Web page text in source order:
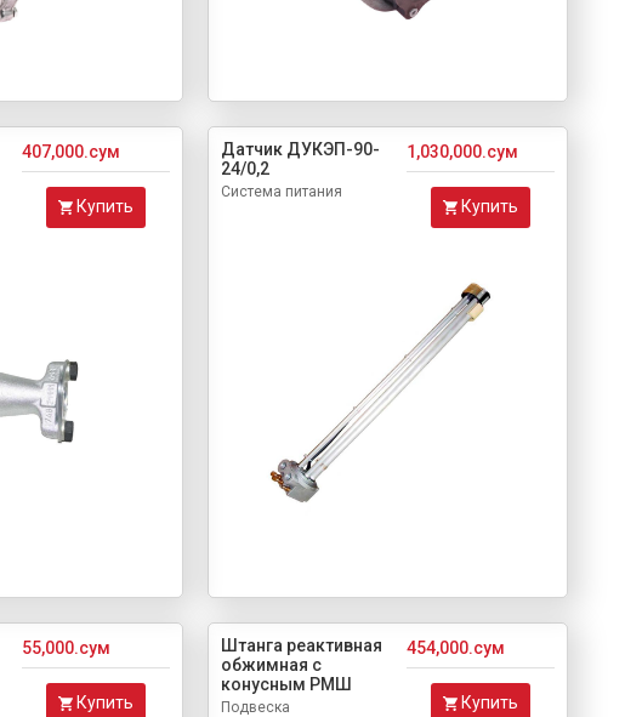
407,000.сум
Купить
Датчик ДУКЭП-90-
24/0,2
Система питания
1,030,000.сум
Купить
55,000.сум
Купить
Штанга реактивная
обжимная с
конусным РМШ
Подвеска
454,000.сум
Купить